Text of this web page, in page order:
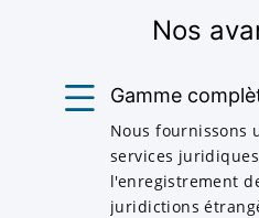
Nos
Gamme
Nous fournissons
services
l'enregistrement
juridictions